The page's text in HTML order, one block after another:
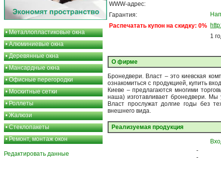
•Металлопластиковые окна
•Алюминиевые окна
•Деревянные окна
•Мансардные окна
•Офисные перегородки
•Москитные сетки
•Роллеты
•Жалюзи
•Стеклопакеты
•Ремонт, монтаж окон
WWW-адрес:
Гарантия:
Распечатать купон на скидку: 0%
1
О фирме
Бронедвери. Власт – это киевская
ознакомиться с продукцией, купить
Киеве – предлагаются многими
наша) изготавливает бронедвери.
Власт прослужат долгие годы без
внешнего вида.
Реализуемая продукция
Редактировать данные
-
-